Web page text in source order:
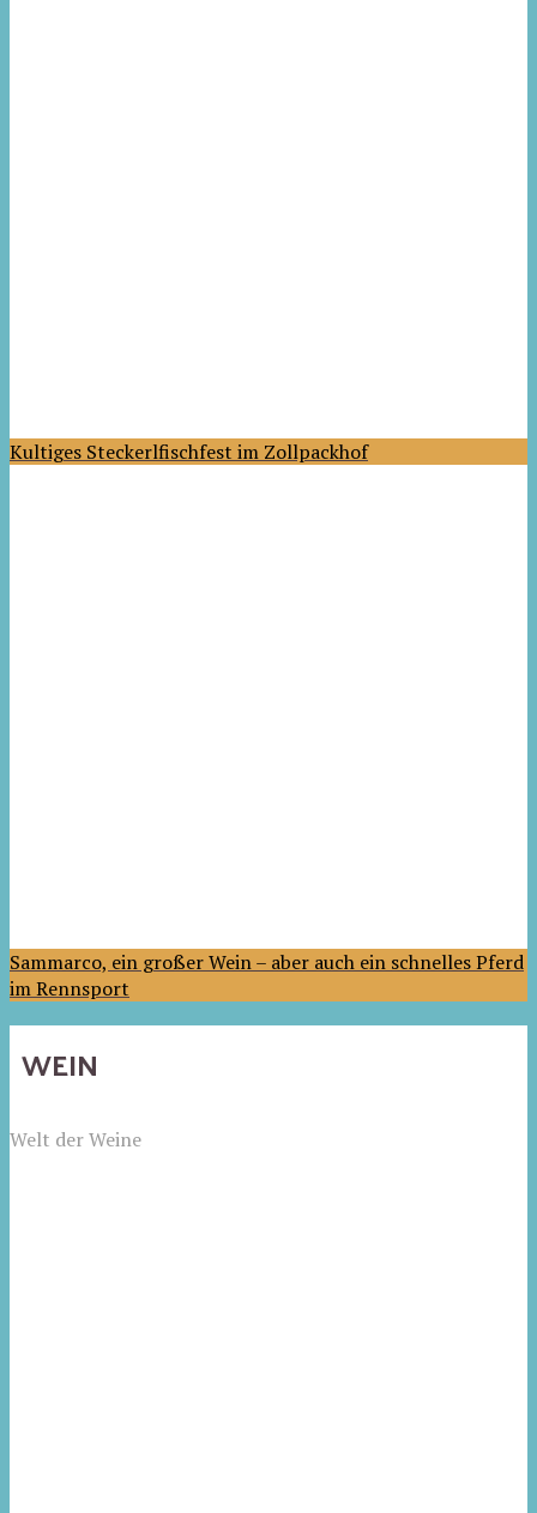
Kultiges Steckerlfischfest im Zollpackhof
Sammarco, ein großer Wein – aber auch ein schnelles Pferd
im Rennsport
WEIN
Welt der Weine